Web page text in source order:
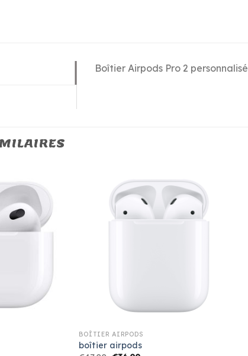
Boîtier Airpods Pro 2 personnalisé
BOÎTIER AIRPODS
boîtier airpods